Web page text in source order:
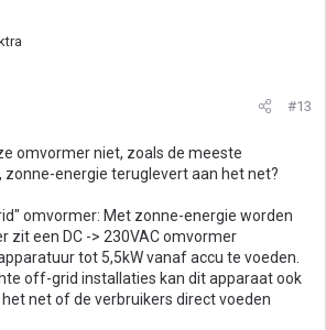
#13
omvormer niet, zoals de meeste
energie teruglevert aan het net?
omvormer: Met zonne-energie worden
zit een DC -> 230VAC omvormer
tot 5,5kW vanaf accu te voeden.
off-grid installaties kan dit apparaat ook
net of de verbruikers direct voeden